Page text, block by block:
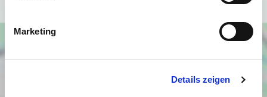
Marketing
Details zeigen